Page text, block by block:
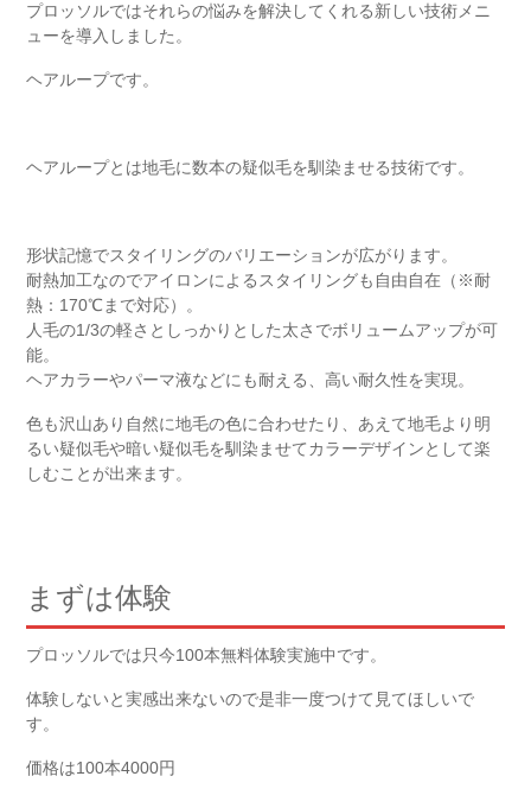
プロッソルではそれらの悩みを解決してくれる新しい技術メニ
ューを導入しました。
ヘアループです。
ヘアループとは地毛に数本の疑似毛を馴染ませる技術です。
形状記憶でスタイリングのバリエーションが広がります。
耐熱加工なのでアイロンによるスタイリングも自由自在（※耐
熱：170℃まで対応）。
人毛の1/3の軽さとしっかりとした太さでボリュームアップが可
能。
ヘアカラーやパーマ液などにも耐える、高い耐久性を実現。
色も沢山あり自然に地毛の色に合わせたり、あえて地毛より明
るい疑似毛や暗い疑似毛を馴染ませてカラーデザインとして楽
しむことが出来ます。
まずは体験
プロッソルでは只今100本無料体験実施中です。
体験しないと実感出来ないので是非一度つけて見てほしいで
す。
価格は100本4000円